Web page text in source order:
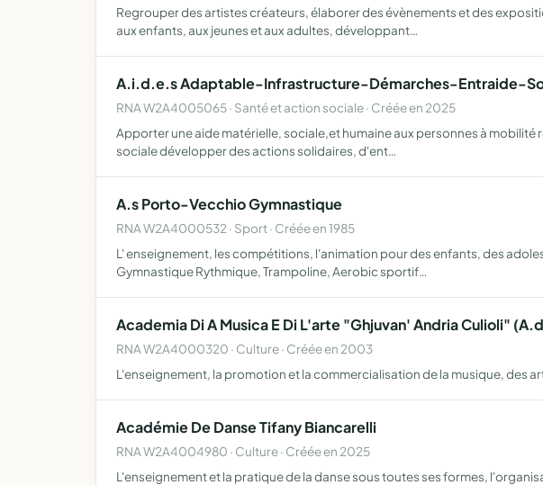
Regrouper des artistes créateurs, élaborer des évènements et des
aux enfants, aux jeunes et aux adultes, développant…
A.i.d.e.s Adaptable-Infrastructure-Démarches-Entraide-
RNA W2A4005065 · Santé et action sociale · Créée en 2025
Apporter une aide matérielle, sociale,et humaine aux personnes à
sociale développer des actions solidaires, d'ent…
A.s Porto-Vecchio Gymnastique
RNA W2A4000532 · Sport · Créée en 1985
L' enseignement, les compétitions, l'animation pour des enfants, des
Gymnastique Rythmique, Trampoline, Aerobic sportif…
Academia Di A Musica E Di L'arte "Ghjuvan' Andria Culioli"
RNA W2A4000320 · Culture · Créée en 2003
L'enseignement, la promotion et la commercialisation de la musique, des
Académie De Danse Tifany Biancarelli
RNA W2A4004980 · Culture · Créée en 2025
L'enseignement et la pratique de la danse sous toutes ses formes,